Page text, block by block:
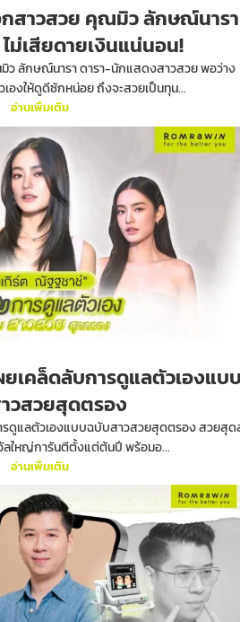
สาวสวย คุณมิว ลักษณ์นารา
ม่เสียดายเงินแน่นอน!
ว ลักษณ์นารา ดารา-นักแสดงสาวสวย พอว่าง
องให้ดูดีซักหน่อย ถึงจะสวยเป็นทุน...
อ่านเพิ่มเติม
เคล็ดลับการดูแลตัวเองแบ
วสวยสุดตรอง
ดูแลตัวเองแบบฉบับสาวสวยสุดตรอง สวยสุ
ลใหญ่การันตีตั้งแต่ต้นปี พร้อมอ...
อ่านเพิ่มเติม